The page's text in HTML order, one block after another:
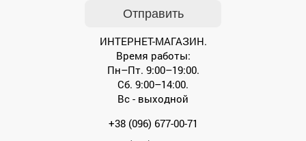
ИНТЕРНЕТ-МАГАЗИН.
Время работы:
Пн–Пт. 9:00–19:00.
Сб. 9:00–14:00.
Вс - выходной
+38 (096) 677-00-71